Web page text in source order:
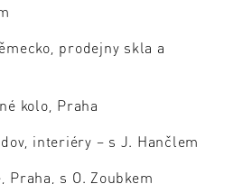
prodejny skla a
kolo, Praha
interiéry – s J. Hančlem
Praha, s O. Zoubkem